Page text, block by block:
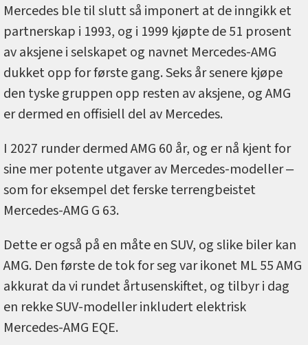
Mercedes ble til slutt så imponert at de inngikk et
partnerskap i 1993, og i 1999 kjøpte de 51 prosent
av aksjene i selskapet og navnet Mercedes-AMG
dukket opp for første gang. Seks år senere kjøpe
den tyske gruppen opp resten av aksjene, og AMG
er dermed en offisiell del av Mercedes.
I 2027 runder dermed AMG 60 år, og er nå kjent for
sine mer potente utgaver av Mercedes-modeller ‒
som for eksempel det ferske terrengbeistet
Mercedes-AMG G 63.
Dette er også på en måte en SUV, og slike biler kan
AMG. Den første de tok for seg var ikonet ML 55 AMG
akkurat da vi rundet årtusenskiftet, og tilbyr i dag
en rekke SUV-modeller inkludert elektrisk
Mercedes-AMG EQE.